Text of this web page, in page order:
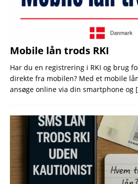
Mobile lån trods RKI
Har du en registrering i RKI og brug
direkte fra mobilen? Med et mobile
ansøge online via din smartphone og